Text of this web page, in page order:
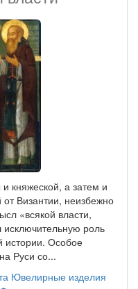
княжеской, а затем и
Византии, неизбежно
«всякой власти,
исключительную роль
истории. Особое
Руси со...
Ювелирные изделия